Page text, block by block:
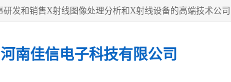
河南佳信电子科技有限公司